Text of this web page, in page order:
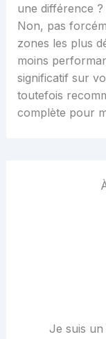
une différence ?
Non, pas
zones les plus
moins
significatif sur
toutefois
complète pour
Je suis